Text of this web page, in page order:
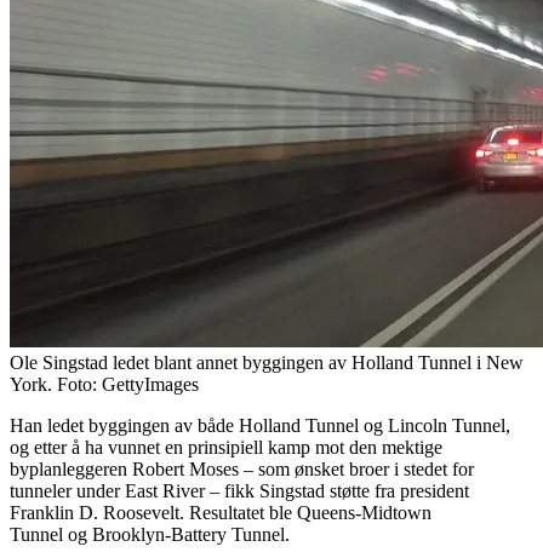
Ole Singstad ledet blant annet byggingen av Holland Tunnel i New
York. Foto: GettyImages
Han ledet byggingen av både Holland Tunnel og Lincoln Tunnel,
og etter å ha vunnet en prinsipiell kamp mot den mektige
byplanleggeren Robert Moses – som ønsket broer i stedet for
tunneler under East River – fikk Singstad støtte fra president
Franklin D. Roosevelt. Resultatet ble Queens-Midtown
Tunnel og Brooklyn-Battery Tunnel.